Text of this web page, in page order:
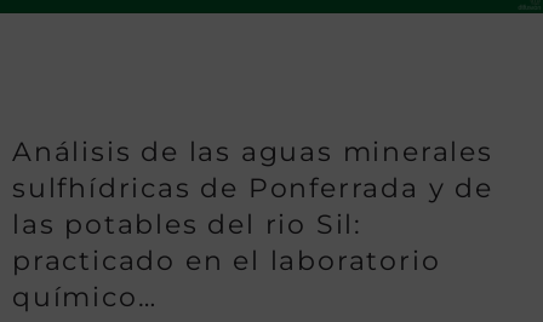
Análisis de las aguas minerales
sulfhídricas de Ponferrada y de
las potables del rio Sil:
practicado en el laboratorio
químico…